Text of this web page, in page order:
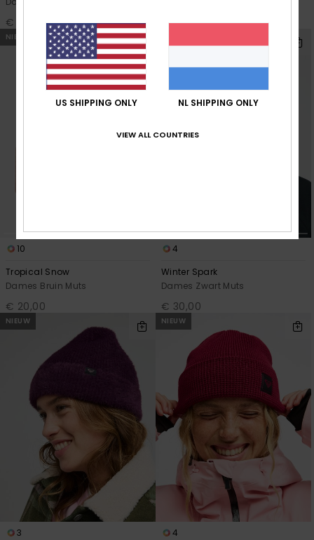
€ 30,00 € 20,00
NIEUW
10
Tropical Snow
Dames Bruin Muts
€ 20,00
4
Winter Spark
Dames Zwart Muts
€ 30,00
NIEUW
3
NIEUW
4
US SHIPPING ONLY NL SHIPPING ONLY
VIEW ALL COUNTRIES